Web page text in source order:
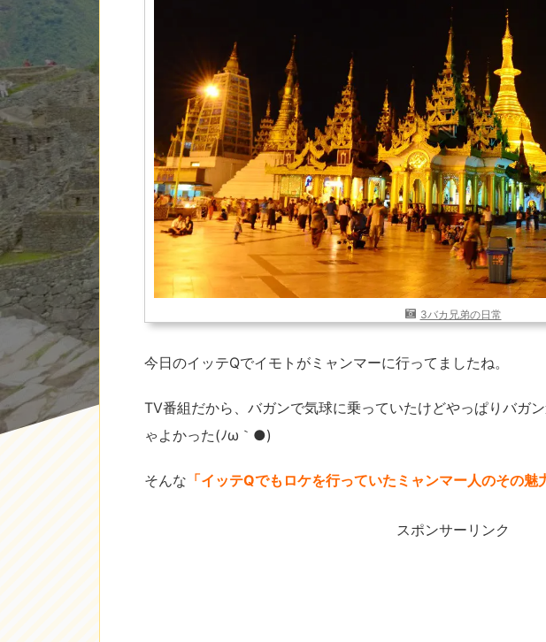
3バカ兄弟の日常
今日のイッテQでイモトがミャンマーに行ってましたね。
TV番組だから、バガンで気球に乗っていたけどやっぱりバガ
ゃよかった(ﾉω｀●)
そんな 「イッテQでもロケを行っていたミャンマー人のその魅
スポンサーリンク